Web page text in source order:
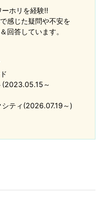
ホリを経験!!
感じた疑問や不安を
回答しています。
(2023.05.15～
シティ(2026.07.19～)